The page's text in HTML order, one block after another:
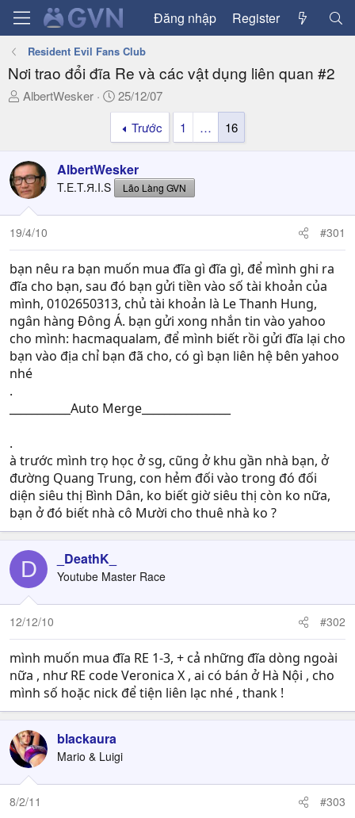
Đăng nhập Register
Resident Evil Fans Club
Nơi trao đổi đĩa Re và các vật dụng liên quan #2
T
a
d
s
t
a
e
r
AlbertWesker
N
g
à
y
g
ử
i
25/12/07
Trước
1 … 16
AlbertWesker
T.E.T.Я.I.S Lão Làng GVN
19/4/10 #301
bạn nêu ra bạn muốn mua đĩa gì đĩa gì, để mình ghi ra
đĩa cho bạn, sau đó bạn gửi tiền vào số tài khoản của
mình, 0102650313, chủ tài khoản là Le Thanh Hung,
ngân hàng Đông Á. bạn gửi xong nhắn tin vào yahoo
cho mình: hacmaqualam, để mình biết rồi gửi đĩa lại cho
bạn vào địa chỉ bạn đã cho, có gì bạn liên hệ bên yahoo
nhé
.
___________Auto Merge________________
.
à trước mình trọ học ở sg, cũng ở khu gần nhà bạn, ở
đường Quang Trung, con hẻm đối vào trong đó đối
diện siêu thị Bình Dân, ko biết giờ siêu thị còn ko nữa,
bạn ở đó biết nhà cô Mười cho thuê nhà ko ?
D _DeathK_
Youtube Master Race
12/12/10 #302
mình muốn mua đĩa RE 1-3, + cả những đĩa dòng ngoài
nữa , như RE code Veronica X , ai có bán ở Hà Nội , cho
mình số hoặc nick để tiện liên lạc nhé , thank !
blackaura
Mario & Luigi
8/2/11 #303